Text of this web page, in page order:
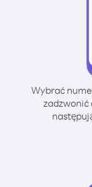
Wybrać
zadzwonić